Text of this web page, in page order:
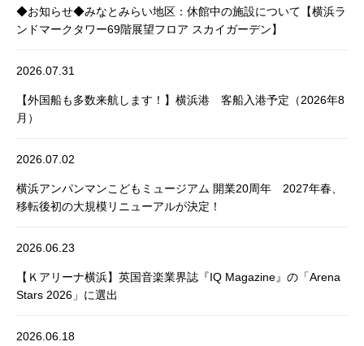
◆お知らせ◆みなとみらい地区：休館中の施設について【横浜ラ
ンドマークタワー69階展望フロア スカイガーデン】
2026.07.31
【外国船も多数来航します！】横浜港 客船入港予定（2026年8
月）
2026.07.02
横浜アンパンマンこどもミュージアム 開業20周年 2027年春、
移転後初の大規模リニューアルが決定！
2026.06.23
【Ｋアリーナ横浜】英国音楽業界誌『IQ Magazine』の「Arena
Stars 2026」に選出
2026.06.18